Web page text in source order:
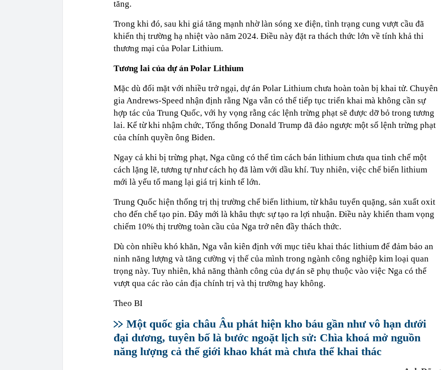
tăng.
Trong khi đó, sau khi giá tăng mạnh nhờ làn sóng xe điện, tình trạng cung vượt cầu đã
khiến thị trường hạ nhiệt vào năm 2024. Điều này đặt ra thách thức lớn về tính khả thi
thương mại của Polar Lithium.
Tương lai của dự ánPolar Lithium
Mặc dù đối mặt với nhiều trở ngại, dự án Polar Lithium chưa hoàn toàn bị khai tử. Chuyên
gia Andrews-Speed nhận định rằng Nga vẫn có thể tiếp tục triển khai mà không cần sự
hợp tác của Trung Quốc, với hy vọng rằng các lệnh trừng phạt sẽ được dỡ bỏ trong tương
lai. Kể từ khi nhậm chức, Tổng thống Donald Trump đã đảo ngược một số lệnh trừng phạt
của chính quyền ông Biden.
Ngay cả khi bị trừng phạt, Nga cũng có thể tìm cách bán lithium chưa qua tinh chế một
cách lặng lẽ, tương tự như cách họ đã làm với dầu khí. Tuy nhiên, việc chế biến lithium
mới là yếu tố mang lại giá trị kinh tế lớn.
Trung Quốc hiện thống trị thị trường chế biến lithium, từ khâu tuyển quặng, sản xuất oxit
cho đến chế tạo pin. Đây mới là khâu thực sự tạo ra lợi nhuận. Điều này khiến tham vọng
chiếm 10% thị trường toàn cầu của Nga trở nên đầy thách thức.
Dù còn nhiều khó khăn, Nga vẫn kiên định với mục tiêu khai thác lithium để đảm bảo an
ninh năng lượng và tăng cường vị thế của mình trong ngành công nghiệp kim loại quan
trọng này. Tuy nhiên, khả năng thành công của dự án sẽ phụ thuộc vào việc Nga có thể
vượt qua các rào cản địa chính trị và thị trường hay không.
Theo BI
Một quốc gia châu Âu phát hiện kho báu gần như vô hạn dưới
đại dương, tuyên bố là bước ngoặt lịch sử: Chìa khoá mở nguồn
năng lượng cả thế giới khao khát mà chưa thể khai thác